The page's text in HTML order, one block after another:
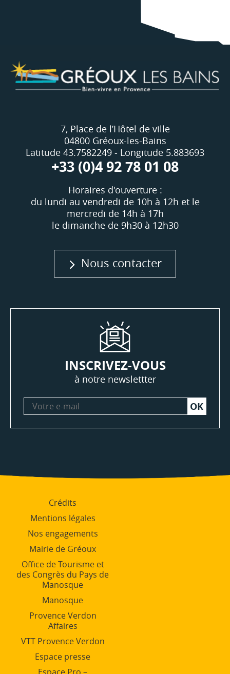
7, Place de l’Hôtel de ville
04800 Gréoux-les-Bains
Latitude 43.7582249 - Longitude 5.883693
+33 (0)4 92 78 01 08
Horaires d'ouverture :
du lundi au vendredi de 10h à 12h et le
mercredi de 14h à 17h
le dimanche de 9h30 à 12h30
Nous contacter
INSCRIVEZ-VOUS
à notre newslettter
Votre
e-
Crédits
Mentions légales
Nos engagements
Mairie de Gréoux
Office de Tourisme et
des Congrès du Pays de
Manosque
Manosque
Provence Verdon
Affaires
VTT Provence Verdon
Espace presse